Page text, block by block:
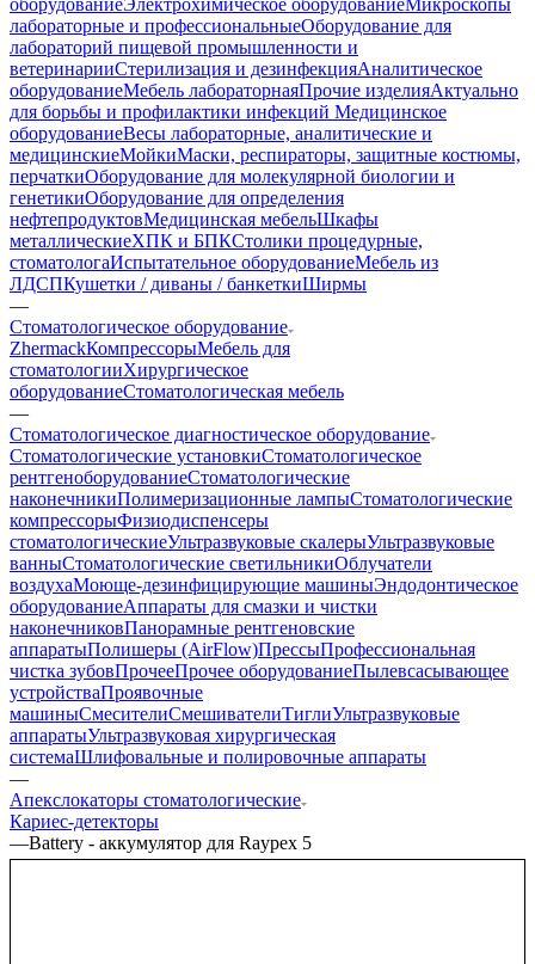
лабораторные и профессиональныеОборудование для
лабораторий пищевой промышленности и
ветеринарииСтерилизация и дезинфекцияАналитическое
оборудованиеМебель лабораторнаяПрочие изделияАктуально
для борьбы и профилактики инфекций Медицинское
оборудованиеВесы лабораторные, аналитические и
медицинскиеМойкиМаски, респираторы, защитные костюмы,
перчаткиОборудование для молекулярной биологии и
генетикиОборудование для определения
нефтепродуктовМедицинская мебельШкафы
металлическиеХПК и БПКСтолики процедурные,
стоматологаИспытательное оборудованиеМебель из
ЛДСПКушетки / диваны / банкеткиШирмы
—
Стоматологическое оборудование
ZhermackКомпрессорыМебель для
стоматологииХирургическое
оборудованиеСтоматологическая мебель
—
Стоматологическое диагностическое оборудование
Стоматологические установкиСтоматологическое
рентгеноборудованиеСтоматологические
наконечникиПолимеризационные лампыСтоматологические
компрессорыФизиодиспенсеры
стоматологическиеУльтразвуковые скалерыУльтразвуковые
ванныСтоматологические светильникиОблучатели
воздухаМоюще-дезинфицирующие машиныЭндодонтическое
оборудованиеАппараты для смазки и чистки
наконечниковПанорамные рентгеновские
аппаратыПолишеры (AirFlow)ПрессыПрофессиональная
чистка зубовПрочееПрочее оборудованиеПылевсасывающее
устройстваПроявочные
машиныСмесителиСмешивателиТиглиУльтразвуковые
аппаратыУльтразвуковая хирургическая
системаШлифовальные и полировочные аппараты
—
Апекслокаторы стоматологические
Кариес-детекторы
—Battery - аккумулятор для Raypex 5